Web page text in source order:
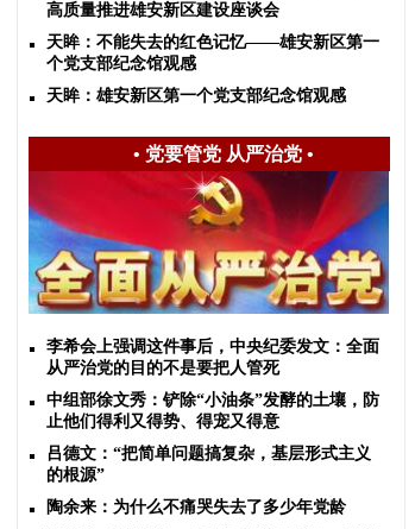
高质量推进雄安新区建设座谈会
天眸：不能失去的红色记忆——雄安新区第一
个党支部纪念馆观感
天眸：雄安新区第一个党支部纪念馆观感
• 党要管党 从严治党•
李希会上强调这件事后，中央纪委发文：全面
从严治党的目的不是要把人管死
中组部徐文秀：铲除“小油条”发酵的土壤，防
止他们得利又得势、得宠又得意
吕德文：“把简单问题搞复杂，基层形式主义
的根源”
陶余来：为什么不痛哭失去了多少年党龄